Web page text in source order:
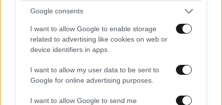
Google consents
I want to allow Google to enable storage
related to advertising like cookies on web or
device identifiers in apps.
I want to allow my user data to be sent to
Google for online advertising purposes.
I want to allow Google to send me